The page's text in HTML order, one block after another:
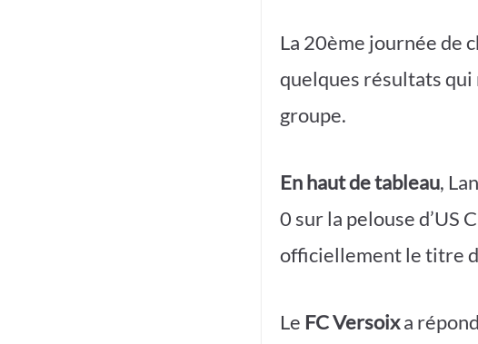
La 20ème journée de
quelques résultats
groupe.
En haut de tableau,
0 sur la pelouse d’US
officiellement le titre
Le FC Versoixa